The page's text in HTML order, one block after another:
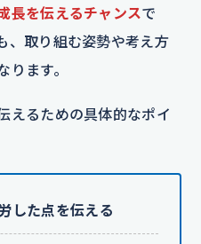
長を伝えるチャンスで
、取り組む姿勢や考え方
ます。
えるための具体的なポイ
した点を伝える